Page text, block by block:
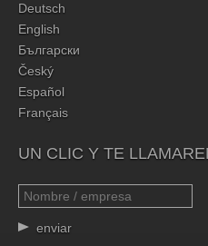
Deutsch
English
Български
Český
Español
Français
UN CLIC Y TE
enviar